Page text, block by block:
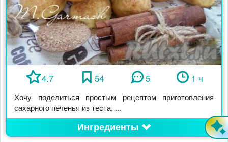
4.7 54 5 1 ч
Хочу поделиться простым рецептом приготовления
сахарного печенья из теста, ...
Ингредиенты